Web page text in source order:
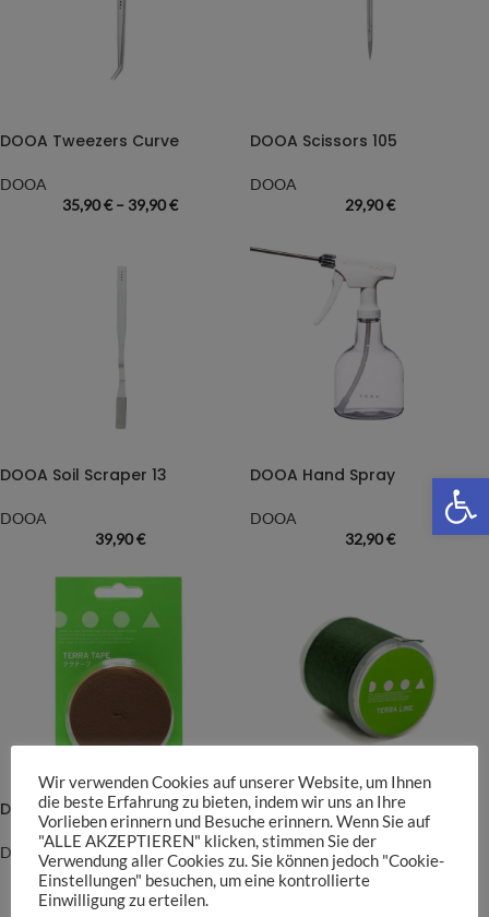
DOOA Tweezers Curve
DOOA
35,90€– 39,90€
DOOA Scissors 105
DOOA
29,90€
DOOA Soil Scraper 13
DOOA
39,90€
DOOA Hand Spray
DOOA
32,90€
DOOA Terra Tape
DOOA
14,90€
der Grundpreis beträgt:0,75€/m
DOOA Terra Line
DOOA
9,90
Wir verwenden Cookies auf unserer Website, um Ihnen
die beste Erfahrung zu bieten, indem wir uns an Ihre
Vorlieben erinnern und Besuche erinnern. Wenn Sie auf
"ALLE AKZEPTIEREN" klicken, stimmen Sie der
Verwendung aller Cookies zu. Sie können jedoch "Cookie-
Einstellungen" besuchen, um eine kontrollierte
Einwilligung zu erteilen.